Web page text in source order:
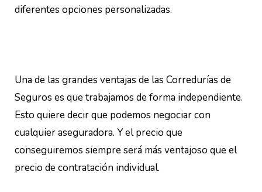
diferentes opciones personalizadas.
Una de las grandes ventajas de las Corredurías de
Seguros es que trabajamos de forma independiente.
Esto quiere decir que podemos negociar con
cualquier aseguradora. Y el precio que
conseguiremos siempre será más ventajoso que el
precio de contratación individual.